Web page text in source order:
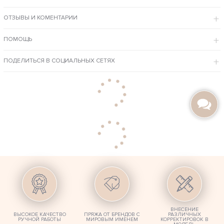
Связана узором в вертикальные полосы, мягко повторяет силуэт
дерзкой сексуальности.
Модель выполнена из натуральной шерсти мериноса с
Наши мастера быстро и качественно свяжут для вас свитер, пуловер,
вашим фото и эскизам. Предлагаем удобный онлайн каталог и большой
выбор уже готовых товаров в нашем магазине в Москве.
ОТЗЫВЫ И КОМЕНТАРИИ
ПОМОЩЬ
ПОДЕЛИТЬСЯ В СОЦИАЛЬНЫХ СЕТЯХ
ВЫСОКОЕ КАЧЕСТВО
РУЧНОЙ РАБОТЫ
ПРЯЖА ОТ БРЕНДОВ С
МИРОВЫМ ИМЕНЕМ
ВНЕСЕНИЕ
РАЗЛИЧНЫХ
КОРРЕКТИРОВОК В